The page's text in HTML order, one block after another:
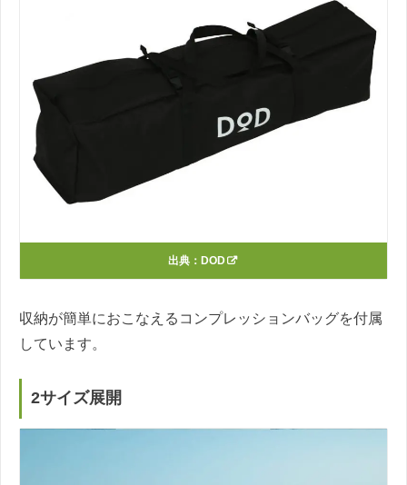
出典： DOD
収納が簡単におこなえるコンプレッションバッグを付属
しています。
2サイズ展開